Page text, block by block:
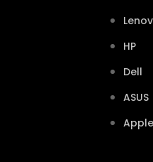
HP
Dell
ASUS
Apple